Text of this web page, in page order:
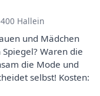
Hallein
und Mädchen
Waren die
die Mode und
selbst! Kosten: